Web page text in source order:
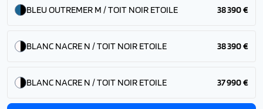
BLEU OUTREMER M / TOIT NOIR ETOILE 38 390 €
BLANC NACRE N / TOIT NOIR ETOILE 38 390 €
BLANC NACRE N / TOIT NOIR ETOILE 37 990 €